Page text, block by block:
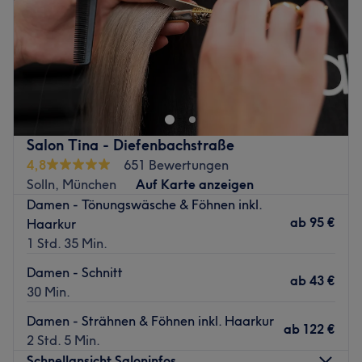
Sonntag
Geschlossen
Bei Mary’s Salon stehen gepflegte und gesunde Füße im
Mittelpunkt .
Mit viel Sorgfalt , Erfahrung und Liebe zum Detail bietet
Mary professionelle Fußpflege für schöne und gepflegte
Füße .In entspannter Atmosphäre und unter höchsten
Hygienestandards können Sie sich rundum wohlfühlen
und Ihren Füßen etwas Gutes tun.
Zurück zur Salonansicht
Salon Tina - Diefenbachstraße
4,8
651 Bewertungen
Solln, München
Auf Karte anzeigen
Damen - Tönungswäsche & Föhnen inkl.
Haarkur
1 Std. 35 Min.
ab 95 €
Damen - Schnitt
30 Min.
ab 43 €
Damen - Strähnen & Föhnen inkl. Haarkur
2 Std. 5 Min.
ab 122 €